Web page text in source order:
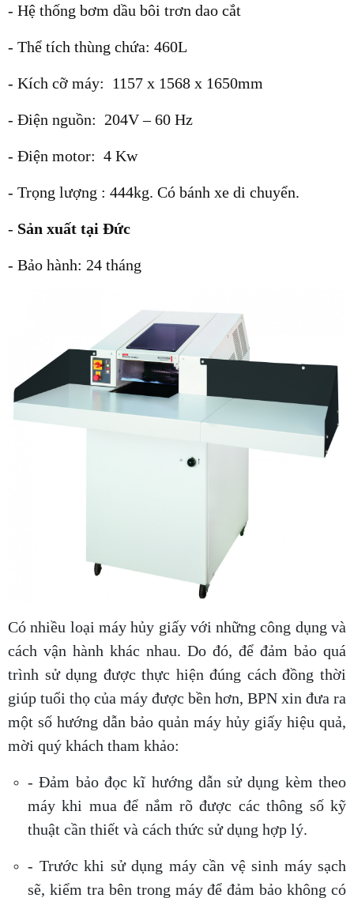
- Hệ thống bơm dầu bôi trơn dao cắt
- Thể tích thùng chứa: 460L
- Kích cỡ máy: 1157 x 1568 x 1650mm
- Điện nguồn: 204V – 60 Hz
- Điện motor: 4 Kw
- Trọng lượng : 444kg. Có bánh xe di chuyển.
- Sản xuất tại Đức
- Bảo hành: 24 tháng
Có nhiều loại máy hủy giấy với những công dụng và
cách vận hành khác nhau. Do đó, để đảm bảo quá
trình sử dụng được thực hiện đúng cách đồng thời
giúp tuổi thọ của máy được bền hơn, BPN xin đưa ra
một số hướng dẫn bảo quản máy hủy giấy hiệu quả,
mời quý khách tham khảo:
- Đảm bảo đọc kĩ hướng dẫn sử dụng kèm theo
máy khi mua để nắm rõ được các thông số kỹ
thuật cần thiết và cách thức sử dụng hợp lý.
- Trước khi sử dụng máy cần vệ sinh máy sạch
sẽ, kiểm tra bên trong máy để đảm bảo không có